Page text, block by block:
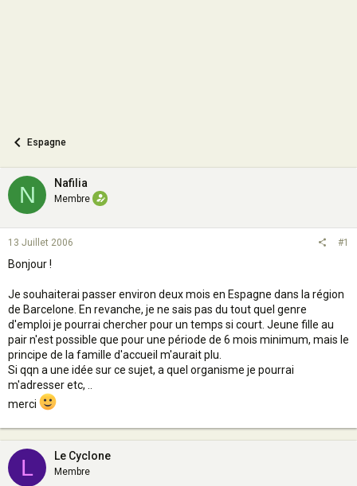
Espagne
N Nafilia
Membre
13 Juillet 2006 #1
Bonjour !
Je souhaiterai passer environ deux mois en Espagne dans la région
de Barcelone. En revanche, je ne sais pas du tout quel genre
d'emploi je pourrai chercher pour un temps si court. Jeune fille au
pair n'est possible que pour une période de 6 mois minimum, mais le
principe de la famille d'accueil m'aurait plu.
Si qqn a une idée sur ce sujet, a quel organisme je pourrai
m'adresser etc, ..
merci
L Le Cyclone
Membre